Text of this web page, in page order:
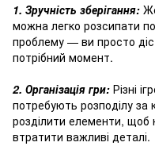
1. Зручність зберігання:
можна легко розсипати
проблему — ви просто
потрібний момент.
2. Організація гри: Різні
потребують розподілу за
розділити елементи, щоб
втратити важливі деталі.